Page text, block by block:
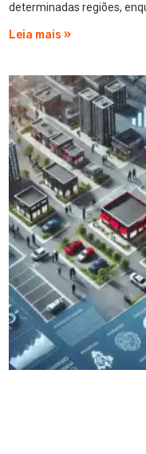
determinadas regiões,
Leia mais »